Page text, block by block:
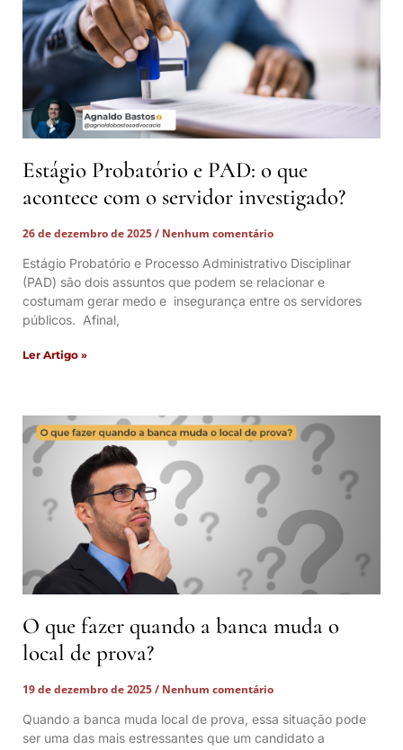
Estágio Probatório e PAD: o que
acontece com o servidor investigado?
26 de dezembro de 2025
Nenhum comentário
Estágio Probatório e Processo Administrativo Disciplinar
(PAD) são dois assuntos que podem se relacionar e
costumam gerar medo e insegurança entre os servidores
públicos. Afinal,
Ler Artigo »
O que fazer quando a banca muda o
local de prova?
19 de dezembro de 2025
Nenhum comentário
Quando a banca muda local de prova, essa situação pode
ser uma das mais estressantes que um candidato a